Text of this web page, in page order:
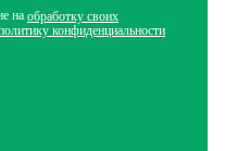
на обработку своих
конфиденциальности